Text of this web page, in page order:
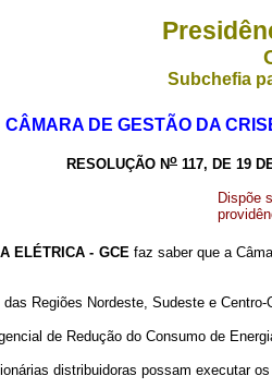
Subchefia
CÂMARA DE GESTÃO DA
RESOLUÇÃO No 117, DE 19
Dispõe
ELÉTRICA - GCE faz saber que a
Nordeste, Sudeste e
de Redução do Consumo de
distribuidoras possam executar os